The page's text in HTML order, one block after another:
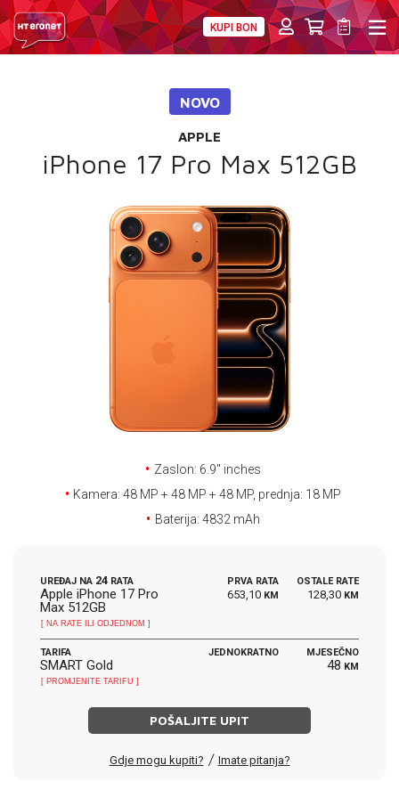
KUPI BON
MOBILNA
PRIJENOS BROJA
TELEFONSKI IMENIK
NOVO
APPLE
iPhone 17 Pro Max 512GB
Zaslon: 6.9'' inches
Kamera: 48 MP + 48 MP + 48 MP, prednja: 18 MP
Baterija: 4832 mAh
UREĐAJ NA 24 RATA
Apple iPhone 17 Pro
Max 512GB
[ NA RATE ILI ODJEDNOM ]
PRVA RATA
653,10 KM
OSTALE RATE
128,30 KM
TARIFA
SMART Gold
[ PROMJENITE TARIFU ]
JEDNOKRATNO MJESEČNO
48 KM
POŠALJITE UPIT
Gdje mogu kupiti? / Imate pitanja?